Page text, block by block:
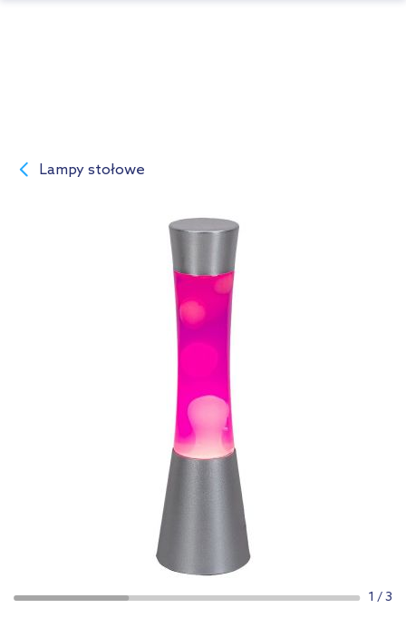
Lampy stołowe
1 /3